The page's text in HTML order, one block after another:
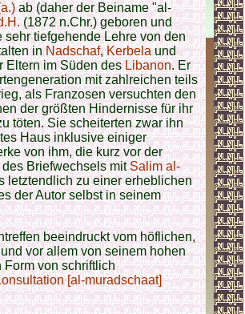
ab (daher der Beiname "al-
(1872 n.Chr.) geboren und
sehr tiefgehende Lehre von den
inNadschaf,Kerbelaund
Eltern im Süden desLibanon. Er
mit zahlreichen teils
als Franzosen versuchten den
der größten Hindernisse für ihr
töten. Sie scheiterten zwar ihn
Haus inklusive einiger
von ihm, die kurz vor der
des Briefwechsels mitSalim al-
letztendlich zu einer erheblichen
der Autor selbst in seinem
beeindruckt vom höflichen,
vor allem von seinem hohen
von schriftlich
[al-muradschaat]